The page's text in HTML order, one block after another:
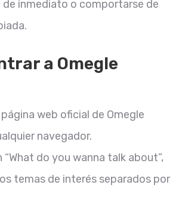
inmediato o comportarse de
a Omegle
web oficial de Omegle
navegador.
“What do you wanna talk about”,
temas de interés separados por